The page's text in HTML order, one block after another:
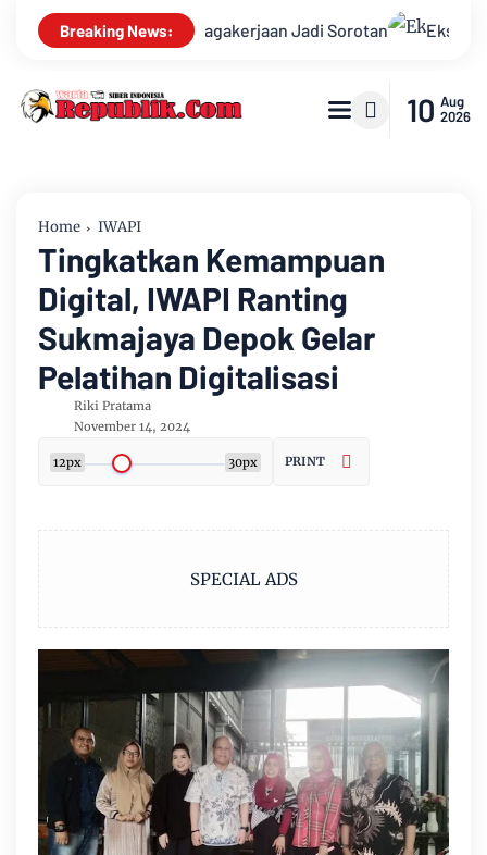
Breaking News:
Ketenagakerjaan Jadi Sorotan Ekskavator Diduga
10 Aug
2026
Home IWAPI
Tingkatkan Kemampuan
Digital, IWAPI Ranting
Sukmajaya Depok Gelar
Pelatihan Digitalisasi
Riki Pratama
November 14, 2024
12px 30px PRINT
SPECIAL ADS